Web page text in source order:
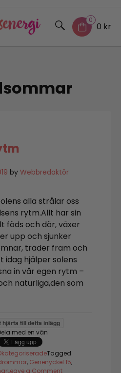
0
0 kr
by Webbredaktör
alla strålar oss
rytm.Allt har sin
föds och dör, växer
upp och sjunker
träder fram och
idag hjälper solens
in vår egen rytm –
naturliga,den som
hjärta till detta inlägg
med en vän
Tagged
, Genenyckel 15,
Leave a Commenton